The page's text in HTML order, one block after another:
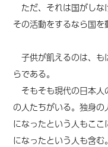
ただ、それは国がしな
その活動をするなら国を
子供が飢えるのは、も
らである。
そもそも現代の日本人
の人たちがいる。独身
になったという人もこ
になったという人も含む。